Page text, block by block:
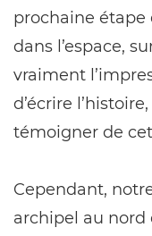
prochaine étape
dans l’espace,
vraiment
d’écrire
témoigner de
Cependant,
archipel au nord